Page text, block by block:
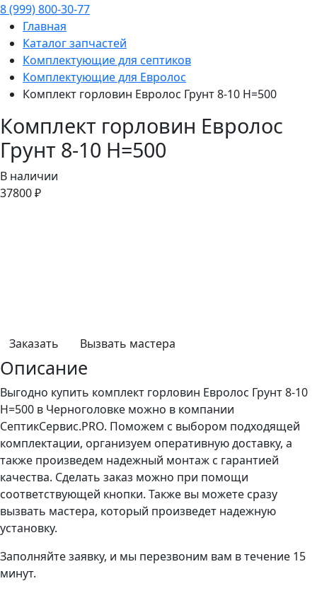
8 (999) 800-30-77
Главная
Каталог запчастей
Комплектующие для септиков
Комплектующие для Евролос
Комплект горловин Евролос Грунт 8-10 H=500
Комплект горловин Евролос
Грунт 8-10 H=500
В наличии
37800 ₽
Заказать Вызвать мастера
Описание
Выгодно купить комплект горловин Евролос Грунт 8-10
H=500 в Черноголовке можно в компании
СептикСервис.PRO. Поможем с выбором подходящей
комплектации, организуем оперативную доставку, а
также произведем надежный монтаж с гарантией
качества. Сделать заказ можно при помощи
соответствующей кнопки. Также вы можете сразу
вызвать мастера, который произведет надежную
установку.
Заполняйте заявку, и мы перезвоним вам в течение 15
минут.